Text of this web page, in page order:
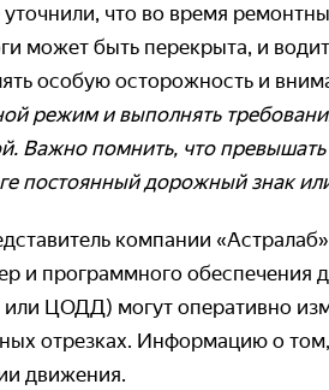
что во время
может быть перекрыта, и
особую осторожность и
режим и выполнять
Важно помнить, что
постоянный дорожный знак
компании
и программного обеспечения
ЦОДД) могут оперативно
отрезках. Информацию о
движения.